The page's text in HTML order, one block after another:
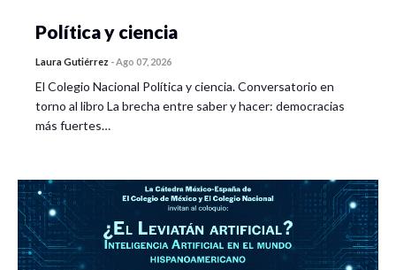
Política y ciencia
Laura Gutiérrez -Ago 07, 2026
El Colegio Nacional Política y ciencia. Conversatorio en
torno al libro La brecha entre saber y hacer: democracias
más fuertes…